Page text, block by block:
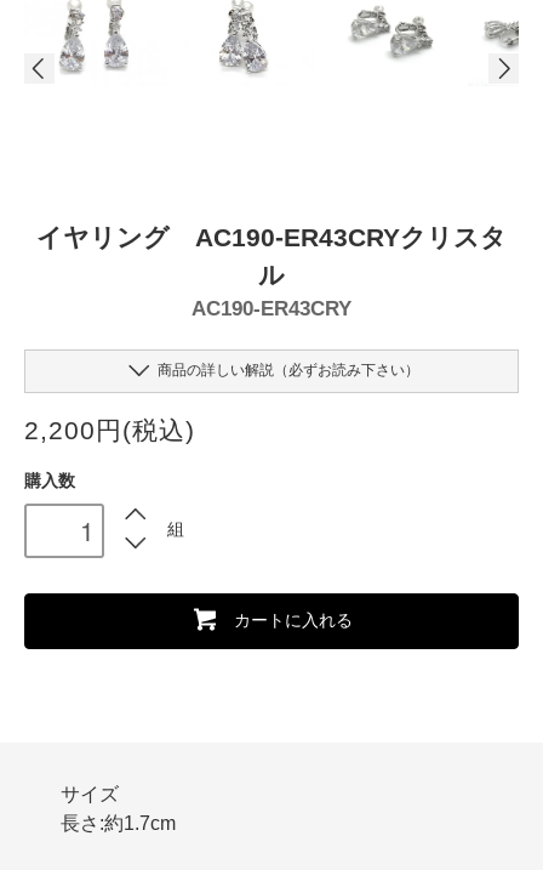
イヤリング AC190-ER43CRYクリスタ
ル
AC190-ER43CRY
商品の詳しい解説（必ずお読み下さい）
2,200円(税込)
購入数
組
カートに入れる
サイズ
長さ:約1.7cm